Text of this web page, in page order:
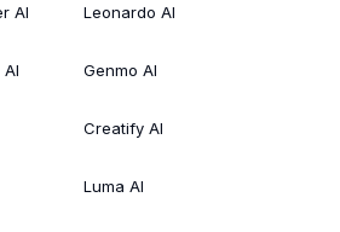
AI Leonardo AI
Genmo AI
Creatify AI
Luma AI